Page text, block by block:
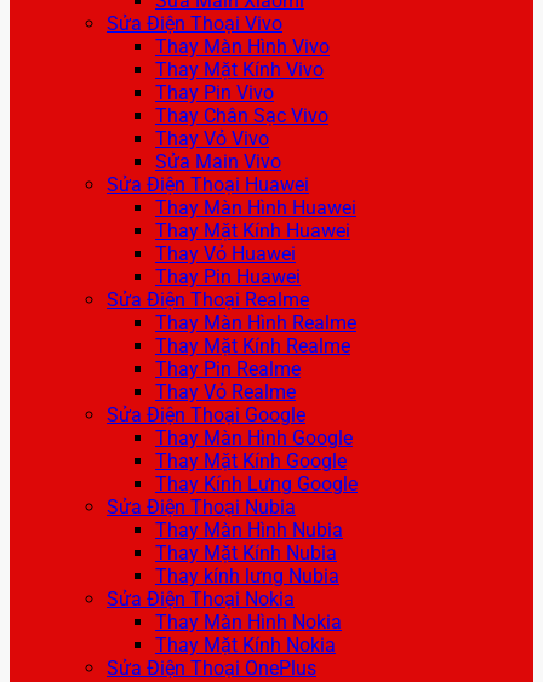
Sửa Điện Thoại Vivo
Thay Màn Hình Vivo
Thay Mặt Kính Vivo
Thay Pin Vivo
Thay Chân Sạc Vivo
Thay Vỏ Vivo
Sửa Main Vivo
Sửa Điện Thoại Huawei
Thay Màn Hình Huawei
Thay Mặt Kính Huawei
Thay Vỏ Huawei
Thay Pin Huawei
Sửa Điện Thoại Realme
Thay Màn Hình Realme
Thay Mặt Kính Realme
Thay Pin Realme
Thay Vỏ Realme
Sửa Điện Thoại Google
Thay Màn Hình Google
Thay Mặt Kính Google
Thay Kính Lưng Google
Sửa Điện Thoại Nubia
Thay Màn Hình Nubia
Thay Mặt Kính Nubia
Thay kính lưng Nubia
Sửa Điện Thoại Nokia
Thay Màn Hình Nokia
Thay Mặt Kính Nokia
Sửa Điện Thoại OnePlus